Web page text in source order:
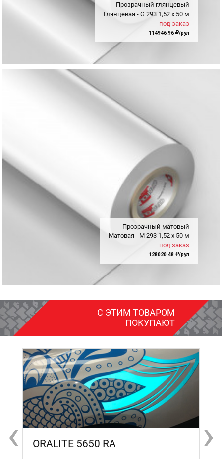
Прозрачный глянцевый
Глянцевая - G 293 1,52x 50 м
под заказ
114946.96 /рул
Прозрачный матовый
Матовая - M 293 1,52x 50 м
под заказ
128020.48 /рул
С ЭТИМ ТОВАРОМ
ПОКУПАЮТ
ORALITE 5650 RA
‹ ›
‹ ›